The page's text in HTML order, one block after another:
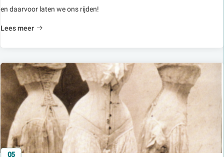
en daarvoor laten we ons rijden!
Lees meer
05